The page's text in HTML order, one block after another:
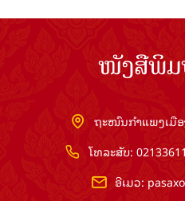
ໜັງສືພິມ
ຖະໜົນກຳແພງເມື
ໂທລະສັບ:
ອີເມວ: